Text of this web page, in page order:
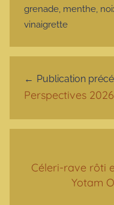
grenade, menthe,
vinaigrette
Publication
Perspectives 2026
Céleri-rave rôti
Yotam